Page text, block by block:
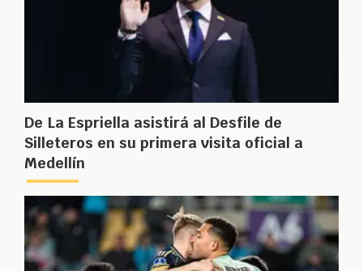
De La Espriella asistirá al Desfile de
Silleteros en su primera visita oficial a
Medellín